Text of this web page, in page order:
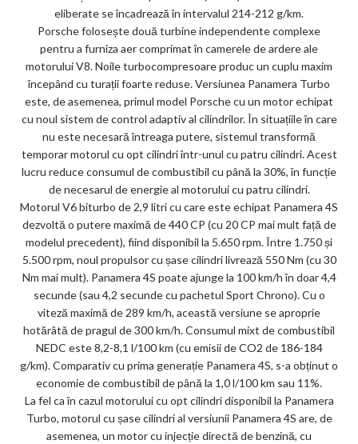
eliberate se încadrează în intervalul 214-212 g/km.
Porsche folosește două turbine independente complexe
pentru a furniza aer comprimat în camerele de ardere ale
motorului V8. Noile turbocompresoare produc un cuplu maxim
începând cu turații foarte reduse. Versiunea Panamera Turbo
este, de asemenea, primul model Porsche cu un motor echipat
cu noul sistem de control adaptiv al cilindrilor. În situațiile în care
nu este necesară întreaga putere, sistemul transformă
temporar motorul cu opt cilindri într-unul cu patru cilindri. Acest
lucru reduce consumul de combustibil cu până la 30%, în funcție
de necesarul de energie al motorului cu patru cilindri.
Motorul V6 biturbo de 2,9 litri cu care este echipat Panamera 4S
dezvoltă o putere maximă de 440 CP (cu 20 CP mai mult față de
modelul precedent), fiind disponibil la 5.650 rpm. Între 1.750 și
5.500 rpm, noul propulsor cu șase cilindri livrează 550 Nm (cu 30
Nm mai mult). Panamera 4S poate ajunge la 100 km/h în doar 4,4
secunde (sau 4,2 secunde cu pachetul Sport Chrono). Cu o
viteză maximă de 289 km/h, această versiune se aproprie
hotărâtă de pragul de 300 km/h. Consumul mixt de combustibil
NEDC este 8,2-8,1 l/100 km (cu emisii de CO2 de 186-184
g/km). Comparativ cu prima generație Panamera 4S, s-a obținut o
economie de combustibil de până la 1,0 l/100 km sau 11%.
La fel ca în cazul motorului cu opt cilindri disponibil la Panamera
Turbo, motorul cu șase cilindri al versiunii Panamera 4S are, de
asemenea, un motor cu injecție directă de benzină, cu